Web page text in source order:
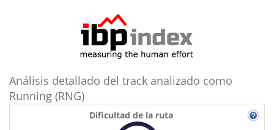
Análisis detallado del track analizado como
Running (RNG)
Dificultad de la ruta